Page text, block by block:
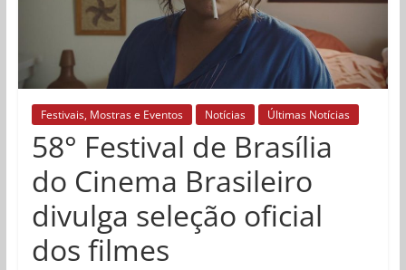
Festivais, Mostras e Eventos Notícias Últimas Notícias
58° Festival de Brasília
do Cinema Brasileiro
divulga seleção oficial
dos filmes